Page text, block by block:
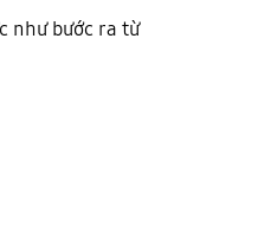
như bước ra từ